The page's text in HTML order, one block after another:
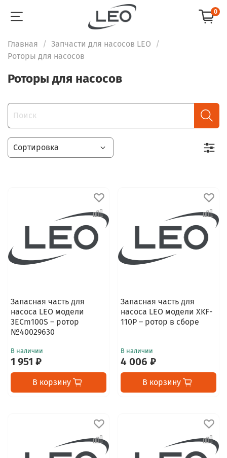
0
Главная
Запчасти для насосов LEO
Роторы для насосов
Роторы для насосов
Запасная часть для
насоса LEO модели
3ECm100S – ротор
№40029630
В наличии
1 951 ₽
В корзину
Запасная часть для
насоса LEO модели XKF-
110P – ротор в сборе
В наличии
4 006 ₽
В корзину